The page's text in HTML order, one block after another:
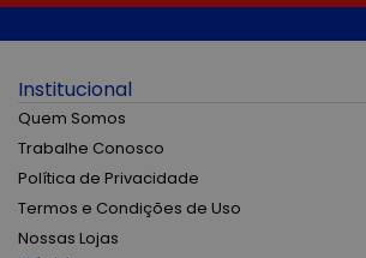
Institucional
Quem Somos
Trabalhe Conosco
Política de Privacidade
Termos e Condições de Uso
Nossas Lojas